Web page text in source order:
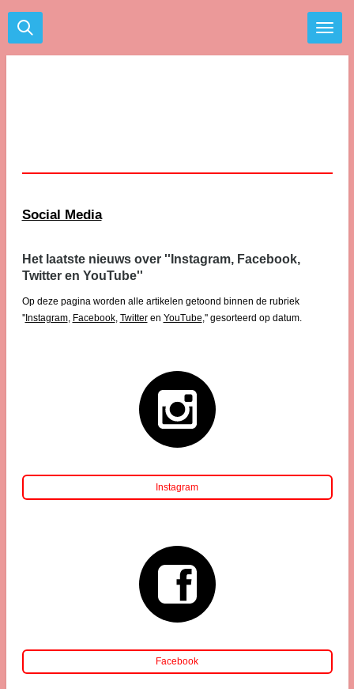
Ga
direct
Social Media
Het laatste nieuws over ''Instagram, Facebook,
Twitter en YouTube''
Op deze pagina worden alle artikelen getoond binnen de rubriek
''Instagram, Facebook, Twitteren YouTube,'' gesorteerd op datum.
Instagram
Facebook